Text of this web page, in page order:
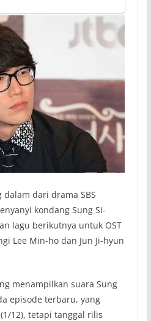
dari drama SBS
kondang Sung Si-
lagu berikutnya untuk OST
Lee Min-ho dan Jun Ji-hyun
menampilkan suara Sung
episode terbaru, yang
12), tetapi tanggal rilis